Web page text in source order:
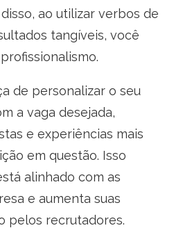
ao utilizar verbos de
tangíveis, você
de personalizar o seu
a vaga desejada,
e experiências mais
em questão. Isso
alinhado com as
e aumenta suas
pelos recrutadores.